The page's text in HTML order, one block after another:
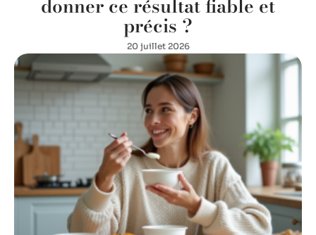
donner ce résultat fiable et
précis ?
20 juillet 2026